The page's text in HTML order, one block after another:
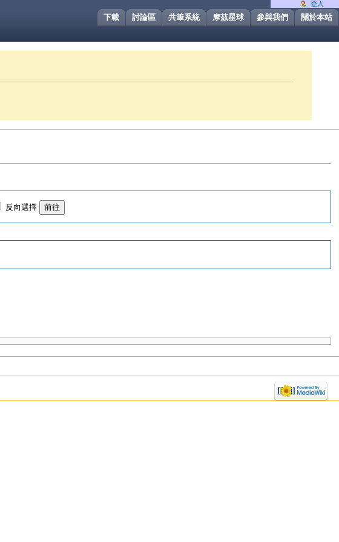
關於本站
參與我們
摩茲星球
共筆系統
討論區
下載
反向選擇
登入